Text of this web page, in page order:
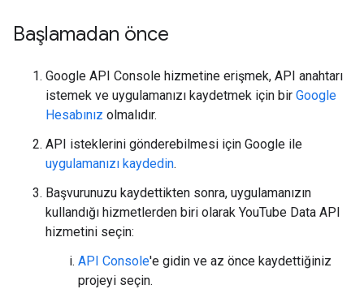
Başlamadan önce
Google API Console hizmetine erişmek, API anahtarı
istemek ve uygulamanızı kaydetmek için bir Google
Hesabınız olmalıdır.
API isteklerini gönderebilmesi için Google ile
uygulamanızı kaydedin.
Başvurunuzu kaydettikten sonra, uygulamanızın
kullandığı hizmetlerden biri olarak YouTube Data API
hizmetini seçin:
API Console'e gidin ve az önce kaydettiğiniz
projeyi seçin.